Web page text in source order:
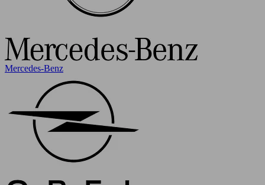
Mercedes-Benz